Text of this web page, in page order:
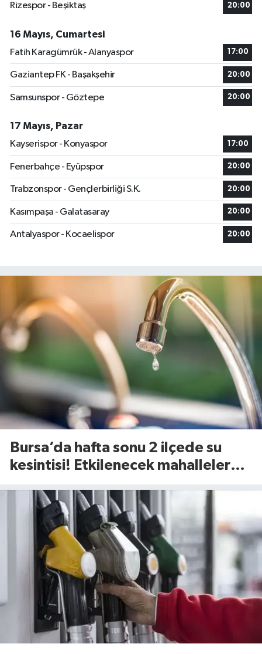
Rizespor - Beşiktaş
20:00
16 Mayıs, Cumartesi
Fatih Karagümrük - Alanyaspor
17:00
Gaziantep FK - Başakşehir 20:00
Samsunspor - Göztepe 20:00
17 Mayıs, Pazar
Kayserispor - Konyaspor
17:00
Fenerbahçe - Eyüpspor 20:00
Trabzonspor - Gençlerbirliği S.K. 20:00
Kasımpaşa - Galatasaray 20:00
Antalyaspor - Kocaelispor 20:00
Bursa’da hafta sonu 2 ilçede su
kesintisi! Etkilenecek mahalleler